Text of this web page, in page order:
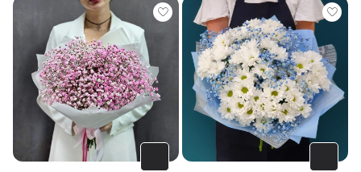
Убедитесь сами, почему наша продукция является
лучшим выбором среди московских салонов цветов.